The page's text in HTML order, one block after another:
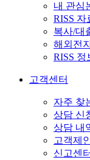
내 관심
RISS 자
복사/대
해외전
RISS
고객센터
자주 찾
상담 신
상담 내
고객제
신고센터